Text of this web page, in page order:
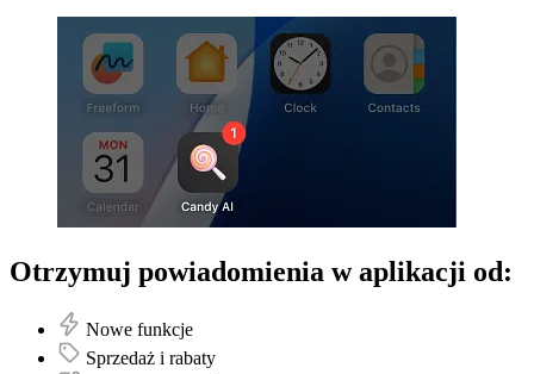
Otrzymuj powiadomienia w aplikacji od:
Nowe funkcje
Sprzedaż i rabaty